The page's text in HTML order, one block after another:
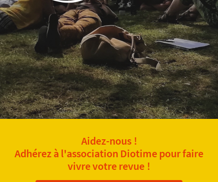
Aidez-nous !
Adhérez à l'association Diotime pour faire
vivre votre revue !